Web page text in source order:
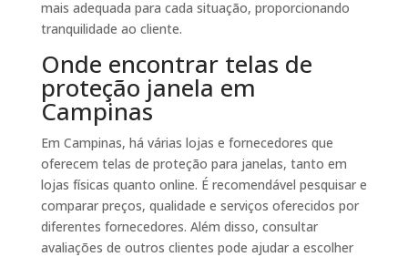
mais adequada para cada situação, proporcionando
tranquilidade ao cliente.
Onde encontrar telas de
proteção janela em
Campinas
Em Campinas, há várias lojas e fornecedores que
oferecem telas de proteção para janelas, tanto em
lojas físicas quanto online. É recomendável pesquisar e
comparar preços, qualidade e serviços oferecidos por
diferentes fornecedores. Além disso, consultar
avaliações de outros clientes pode ajudar a escolher